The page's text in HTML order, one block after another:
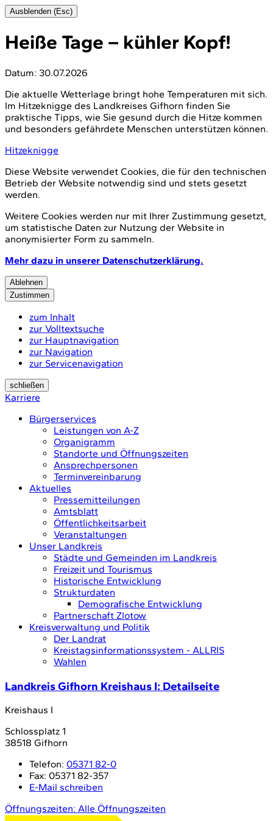
Ausblenden (Esc)
Heiße Tage – kühler Kopf!
Datum: 30.07.2026
Die aktuelle Wetterlage bringt hohe Temperaturen mit sich.
Im Hitzeknigge des Landkreises Gifhorn finden Sie
praktische Tipps, wie Sie gesund durch die Hitze kommen
und besonders gefährdete Menschen unterstützen können.
Hitzeknigge
Diese Website verwendet Cookies, die für den technischen
Betrieb der Website notwendig sind und stets gesetzt
werden.
Weitere Cookies werden nur mit Ihrer Zustimmung gesetzt,
um statistische Daten zur Nutzung der Website in
anonymisierter Form zu sammeln.
Mehr dazu in unserer Datenschutzerklärung.
Ablehnen
Zustimmen
zum Inhalt
zur Volltextsuche
zur Hauptnavigation
zur Navigation
zur Servicenavigation
schließen
Karriere
Bürgerservices
Leistungen von A-Z
Organigramm
Standorte und Öffnungszeiten
Ansprechpersonen
Terminvereinbarung
Aktuelles
Pressemitteilungen
Amtsblatt
Öffentlichkeitsarbeit
Veranstaltungen
Unser Landkreis
Städte und Gemeinden im Landkreis
Freizeit und Tourismus
Historische Entwicklung
Strukturdaten
Demografische Entwicklung
Partnerschaft Zlotow
Kreisverwaltung und Politik
Der Landrat
Kreistagsinformationssystem - ALLRIS
Wahlen
Landkreis Gifhorn Kreishaus I: Detailseite
Kreishaus I
Schlossplatz 1
38518 Gifhorn
Telefon: 05371 82-0
Fax: 05371 82-357
E-Mail schreiben
Öffnungszeiten: Alle Öffnungszeiten